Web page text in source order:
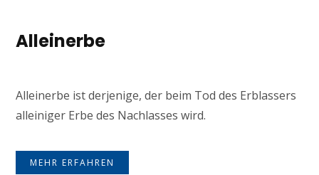
Alleinerbe
Alleinerbe ist derjenige, der beim Tod des Erblassers
alleiniger Erbe des Nachlasses wird.
MEHR ERFAHREN